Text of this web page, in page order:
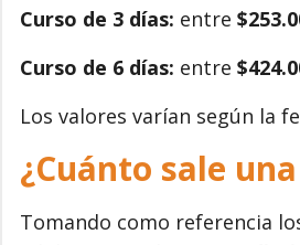
Curso de 3 días: entre
Curso de 6 días: entre
Los valores varían según la
¿Cuánto sale
Tomando como referencia